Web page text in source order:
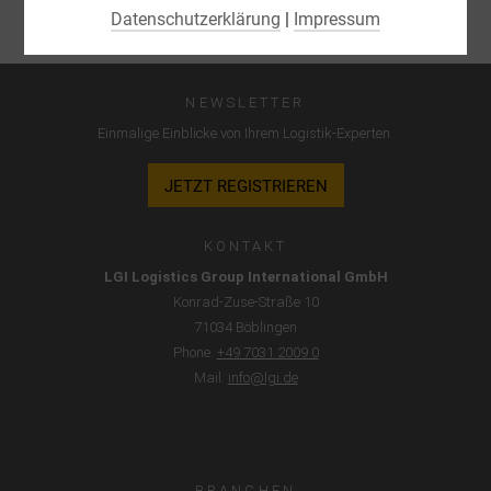
KONTAKT
LGI Logistics Group International GmbH
Konrad-Zuse-Straße 10
71034 Böblingen
Phone. +49 7031 2009 0
Mail. info@lgi.de
NEWSLETTER
Einmalige Einblicke von Ihrem Logistik-Experten.
JETZT REGISTRIEREN
", "alle Cookies akzeptieren" oder "individuelle Cookie-
Einstellungen speichern" möchten.
Die Zustimmung zur Verwendung von nicht essentiellen
nachträglich über die Schaltfläche "Cookie-Einstellungen"
Informationen finden Sie in unseren
und statistische Auswertung der Website zu erhalten, um
wird das Nutzerverhalten an Google LLC übermittelt und die
besuchten Seiten, die Verweildauer auf der Seite und die
Interaktion verarbeitet, die von Google zu eigenen Zwecken,
Indem Sie das mit den Google-Diensten verbundene Cookie
Datenschutzerklärung Impressum